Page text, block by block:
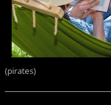
(pirates)